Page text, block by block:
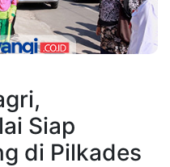
Siap
di Pilkades